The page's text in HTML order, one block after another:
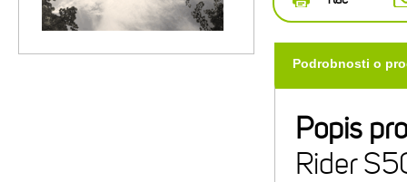
Podrobnosti o
Popis
Rider